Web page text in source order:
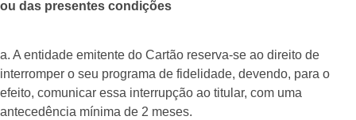
ou das presentes condições
a. A entidade emitente do Cartão reserva-se ao direito de
interromper o seu programa de fidelidade, devendo, para o
efeito, comunicar essa interrupção ao titular, com uma
antecedência mínima de 2 meses.